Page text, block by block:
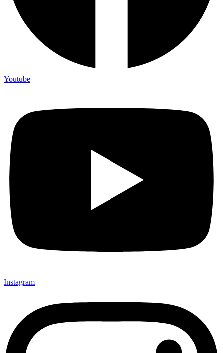
Youtube
Instagram